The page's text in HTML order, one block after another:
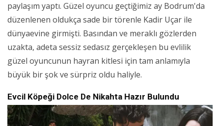
paylaşım yaptı. Güzel oyuncu geçtiğimiz ay Bodrum'da
düzenlenen oldukça sade bir törenle Kadir Uçar ile
dünyaevine girmişti. Basından ve meraklı gözlerden
uzakta, adeta sessiz sedasız gerçekleşen bu evlilik
güzel oyuncunun hayran kitlesi için tam anlamıyla
büyük bir şok ve sürpriz oldu haliyle.
Evcil Köpeği Dolce De Nikahta Hazır Bulundu